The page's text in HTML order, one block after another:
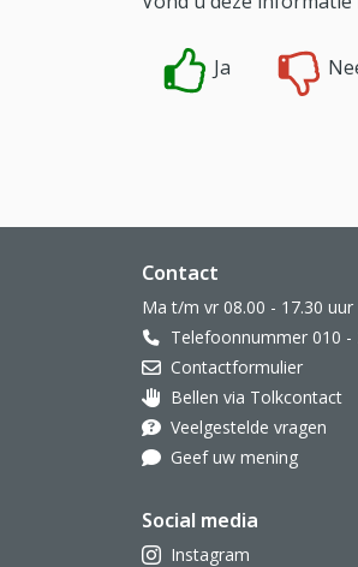
Ja
Website
Contact
Ma t/m vr 08.00 - 17.30 uur
Telefoonnummer 010 -
Contactformulier
Oor met hoortoestel
Bellen via Tolkcontact
Veelgestelde vragen
Geef uw mening
Social media
Instagram